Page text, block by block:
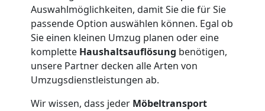
Auswahlmöglichkeiten, damit Sie die für Sie
passende Option auswählen können. Egal ob
Sie einen kleinen Umzug planen oder eine
komplette Haushaltsauflösung benötigen,
unsere Partner decken alle Arten von
Umzugsdienstleistungen ab.
Wir wissen, dass jeder Möbeltransport
Privatumzug
Feldkirch